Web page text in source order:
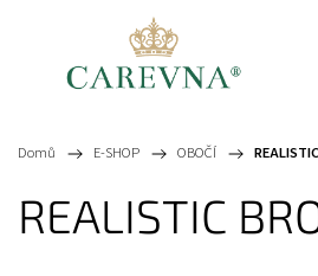
Domů / E-SHOP / OBOČÍ /
REALISTIC